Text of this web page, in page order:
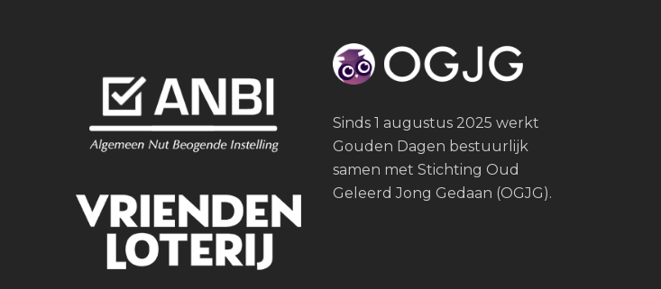
Sinds 1 augustus 2025 werkt
Gouden Dagen bestuurlijk
samen met Stichting Oud
Geleerd Jong Gedaan (OGJG).